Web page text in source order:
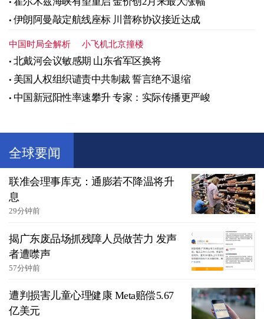
伊朗阿曼敲定航线座标 川普称协议接近达成
中国时局全解析 小飞机北京撞楼
北戴河会议敏感期 山东省军区换将
美国人权组织谴责中共制裁 誓言绝不退缩
中国新冠阳性率速攀升 专家：实际传播更严峻
全球要闻
联准会理事库克：通膨若不降温将升
息
29分钟前
揭广东废品场抓残障人员做苦力 发声
者遭噤声
57分钟前
遭判损害儿童心理健康 Meta赔偿5.67
亿美元